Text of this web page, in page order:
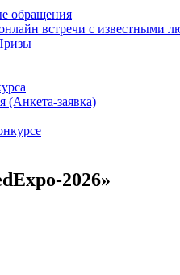
обращения
встречи с известными
(Анкета-заявка)
2026»